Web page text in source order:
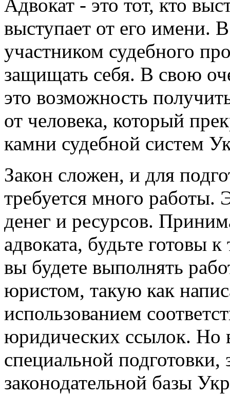
Адвокат - это тот, кто
выступает от его имени.
участником судебного
защищать себя. В свою
это возможность
от человека, который
камни судебной систем
Закон сложен, и для
требуется много работы.
денег и ресурсов.
адвоката, будьте готовы
вы будете выполнять
юристом, такую как
использованием
юридических ссылок. Но
специальной
законодательной базы